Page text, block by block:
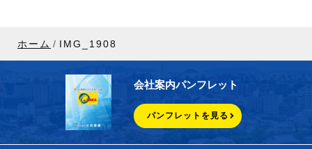
ホーム IMG_1908
会社案内パンフレット
パンフレットを見る